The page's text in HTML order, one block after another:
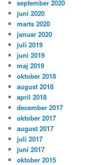
september 2020
juni 2020
marts 2020
januar 2020
juli 2019
juni 2019
maj 2019
oktober 2018
august 2018
april 2018
december 2017
oktober 2017
august 2017
juli 2017
juni 2017
oktober 2015